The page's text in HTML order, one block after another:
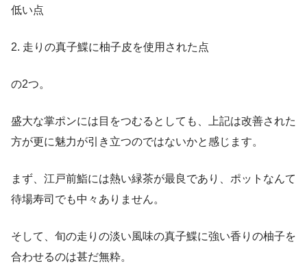
低い点
2. 走りの真子鰈に柚子皮を使用された点
の2つ。
盛大な掌ポンには目をつむるとしても、上記は改善された
方が更に魅力が引き立つのではないかと感じます。
まず、江戸前鮨には熱い緑茶が最良であり、ポットなんて
待場寿司でも中々ありません。
そして、旬の走りの淡い風味の真子鰈に強い香りの柚子を
合わせるのは甚だ無粋。